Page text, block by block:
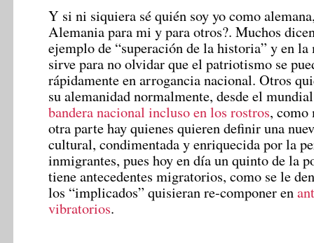
Y si ni siquiera sé quién soy yo como
Alemania para mi y para otros?. Muchos
ejemplo de “superación de la historia” y en
sirve para no olvidar que el patriotismo se
rápidamente en arrogancia nacional. Otros
su alemanidad normalmente, desde el
bandera nacional incluso en los rostros, como
otra parte hay quienes quieren definir una
cultural, condimentada y enriquecida por la
inmigrantes, pues hoy en día un quinto de la
tiene antecedentes migratorios, como se le
los “implicados” quisieran re-componer en
vibratorios.